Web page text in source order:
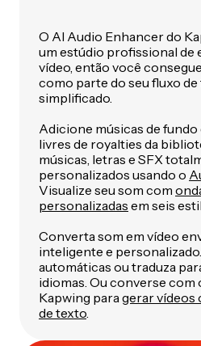
O AI Audio Enhancer do
um estúdio profissional de
vídeo, então você
como parte do seu fluxo
simplificado.
Adicione músicas de
livres de royalties da
músicas, letras e SFX
personalizados usando o
Visualize seu som com
personalizadas em seis
Converta som em vídeo
inteligente e
automáticas ou traduza
idiomas. Ou converse com
Kapwing para gerar vídeos
de texto